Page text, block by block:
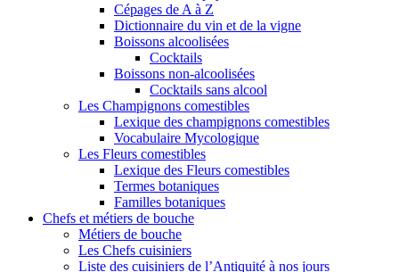
Cépages de A à Z
Dictionnaire du vin et de la vigne
Boissons alcoolisées
Cocktails
Boissons non-alcoolisées
Cocktails sans alcool
Les Champignons comestibles
Lexique des champignons comestibles
Vocabulaire Mycologique
Les Fleurs comestibles
Lexique des Fleurs comestibles
Termes botaniques
Familles botaniques
Chefs et métiers de bouche
Métiers de bouche
Les Chefs cuisiniers
Liste des cuisiniers de l’Antiquité à nos jours